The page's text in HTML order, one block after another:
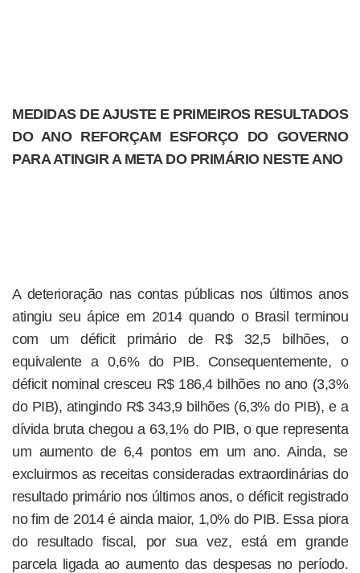
MEDIDAS DE AJUSTE E PRIMEIROS RESULTADOS
DO ANO REFORÇAM ESFORÇO DO GOVERNO
PARA ATINGIR A META DO PRIMÁRIO NESTE ANO
A deterioração nas contas públicas nos últimos anos
atingiu seu ápice em 2014 quando o Brasil terminou
com um déficit primário de R$ 32,5 bilhões, o
equivalente a 0,6% do PIB. Consequentemente, o
déficit nominal cresceu R$ 186,4 bilhões no ano (3,3%
do PIB), atingindo R$ 343,9 bilhões (6,3% do PIB), e a
dívida bruta chegou a 63,1% do PIB, o que representa
um aumento de 6,4 pontos em um ano. Ainda, se
excluirmos as receitas consideradas extraordinárias do
resultado primário nos últimos anos, o déficit registrado
no fim de 2014 é ainda maior, 1,0% do PIB. Essa piora
do resultado fiscal, por sua vez, está em grande
parcela ligada ao aumento das despesas no período.